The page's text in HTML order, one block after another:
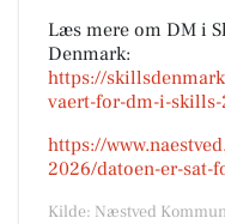
Læs mere om DM i
Denmark:
https://
vaert-for-dm-i-
https://
2026/datoen-er-sat-
Kilde: Næstved